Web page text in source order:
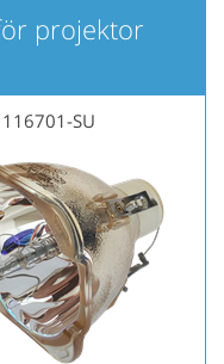
projektor
SU